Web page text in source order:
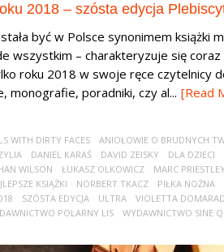
2018 – szósta edycja
być w Polsce synonimem
wszystkim – charakteryzuje się
roku 2018 w swoje ręce czytelnicy
monografie, poradniki, czy al... [Read
WITH DIRTY FACES ANIOŁOWIE O BRUDNYCH
DANIEL KARAŚ DAVID ZEISKY DLA DZIECI
WILSON ŁUKASZ OLKOWICZ MARC
KSIĄŻKI NORBERT TKACZ PIŁKA NOŻNA
SZÓSTA EDYCJA ULTRA VIOLETTA
POLARNY LIS WYDAWNICTWO SINE